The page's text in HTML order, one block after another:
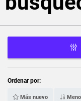
Ordenar por:
Más nuevo